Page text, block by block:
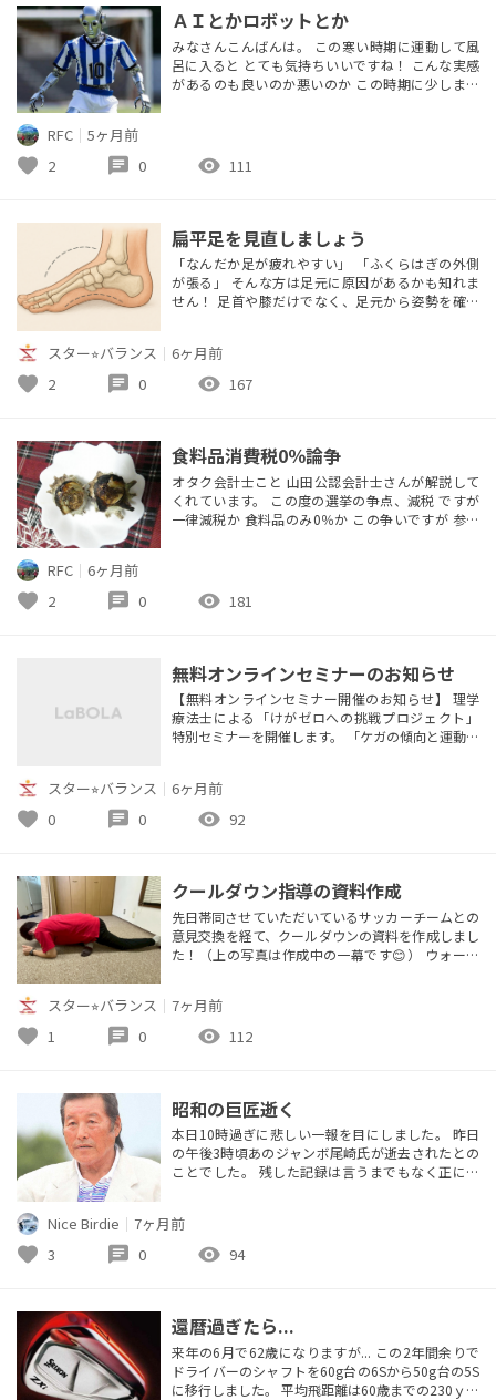
ＡＩとかロボットとか
みなさんこんばんは。 この寒い時期に運動して風
呂に入ると とても気持ちいいですね！ こんな実感
があるのも良いのか悪いのか この時期に少しまっ
進化しており 半年で世界が変わっていきそうです。
ＡＩは24時間着実にＩＱ140オーバーの知能で学ん
RFC ｜ 5ヶ月前
favorite 2 chat 0 visibility 111
扁平足を見直しましょう
「なんだか足が疲れやすい」 「ふくらはぎの外側
が張る」 そんな方は足元に原因があるかも知れま
せん！ 足首や膝だけでなく、足元から姿勢を確認
スター⭐︎バランス ｜ 6ヶ月前
favorite 2 chat 0 visibility 167
食料品消費税0％論争
オタク会計士こと 山田公認会計士さんが解説して
くれています。 この度の選挙の争点、減税 ですが
一律減税か 食料品のみ0％か この争いですが 参政
党、 40年間日本を衰退させてきた自民党は 食料品
のみ消費税0％で あの優秀な北村弁護士もぜんぜん
RFC ｜ 6ヶ月前
favorite 2 chat 0 visibility 181
無料オンラインセミナーのお知らせ
【無料オンラインセミナー開催のお知らせ】 理学
療法士による「けがゼロへの挑戦プロジェクト」
特別セミナーを開催します。 「ケガの傾向と運動連
ショートセミナーなので、作業をしながらの“なが
ら参加”も大歓迎です。 ■ セミナー内容 「けがと疲
労の境界線」 「からだはつながっているってどう
スター⭐︎バランス ｜ 6ヶ月前
favorite 0 chat 0 visibility 92
クールダウン指導の資料作成
先日帯同させていただいているサッカーチームとの
意見交換を経て、クールダウンの資料を作成しまし
た！（上の写真は作成中の一幕です😊） ウォーミ
点を含めたアプローチを行い、スポーツをする選手
のサポートをさせていただきます！
スター⭐︎バランス ｜ 7ヶ月前
favorite 1 chat 0 visibility 112
昭和の巨匠逝く
本日10時過ぎに悲しい一報を目にしました。 昨日
の午後3時頃あのジャンボ尾崎氏が逝去されたとの
ことでした。 残した記録は言うまでもなく正に日
た。 【補足】 貼付した画像はYahoo Japanの関連
記事から複写しました。
Nice Birdie ｜ 7ヶ月前
favorite 3 chat 0 visibility 94
還暦過ぎたら...
来年の6月で62歳になりますが... この2年間余りで
ドライバーのシャフトを60g台の6Sから50g台の5S
に移行しました。 平均飛距離は60歳までの230ｙ前